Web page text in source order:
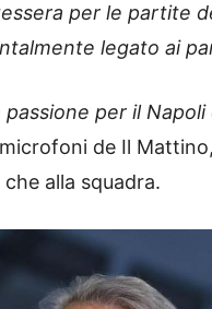
per le partite
legato ai
per il Napoli
de Il
alla squadra.